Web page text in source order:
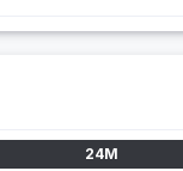
24M